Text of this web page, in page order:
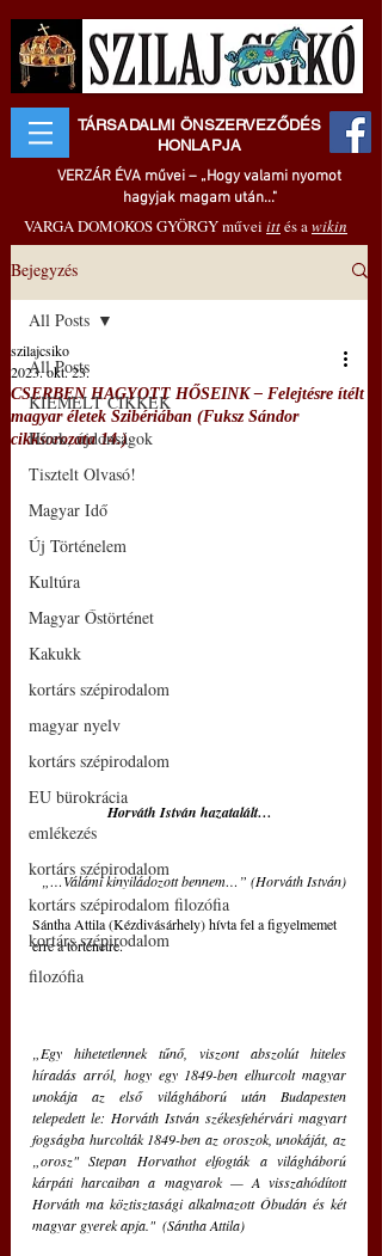
TÁRSADALMI ÖNSZERVEZŐDÉS
HONLAPJA
VERZÁR ÉVA művei – „Hogy valami nyomot
hagyjak magam után..."
VARGA DOMOKOS GYÖRGY művei ittés awikin
Bejegyzés
All Posts
KIEMELT CIKKEK
Hírek, újdonságok
Tisztelt Olvasó!
Magyar Idő
Új Történelem
Kultúra
Magyar Őstörténet
Kakukk
kortárs szépirodalom
magyar nyelv
kortárs szépirodalom
EU bürokrácia
emlékezés
kortárs szépirodalom
kortárs szépirodalom filozófia
kortárs szépirodalom
filozófia
All Posts
CSERBEN HAGYOTT HŐSEINK – Felejtésre ítélt
magyar életek Szibériában (Fuksz Sándor
cikksorozata 14.)
szilajcsiko
2023. okt. 23.
Horváth István hazatalált…
„…Válámi kinyiládozott bennem…” (Horváth István)
Sántha Attila (Kézdivásárhely) hívta fel a figyelmemet
erre a történetre.
„Egy hihetetlennek tűnő, viszont abszolút hiteles
híradás arról, hogy egy 1849-ben elhurcolt magyar
unokája az első világháború után Budapesten
telepedett le: Horváth István székesfehérvári magyart
fogságba hurcolták 1849-ben az oroszok, unokáját, az
„orosz" Stepan Horvathot elfogták a világháború
kárpáti harcaiban a magyarok — A visszahódított
Horváth ma köztisztasági alkalmazott Óbudán és két
magyar gyerek apja."  (Sántha Attila)